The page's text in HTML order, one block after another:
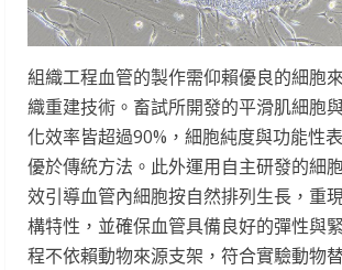
組織工程血管的製作需仰賴優良的細胞
織重建技術。畜試所開發的平滑肌細胞
化效率皆超過90%，細胞純度與功能性
優於傳統方法。此外運用自主研發的細
效引導血管內細胞按自然排列生長，重
構特性，並確保血管具備良好的彈性與
程不依賴動物來源支架，符合實驗動物